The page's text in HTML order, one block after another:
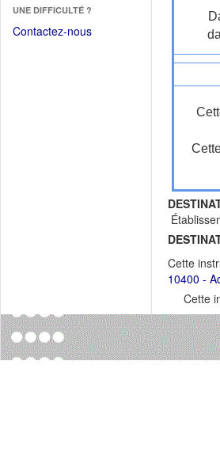
fenêtre)
une
nouvelle
UNE DIFFICULTÉ ?
Contactez-nous
Cette
10400 -
Cette